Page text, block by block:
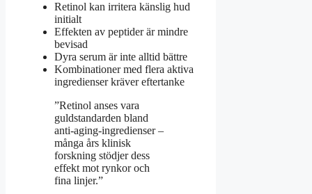
Retinol kan irritera känslig hud
initialt
Effekten av peptider är mindre
bevisad
Dyra serum är inte alltid bättre
Kombinationer med flera aktiva
ingredienser kräver eftertanke
”Retinol anses vara
guldstandarden bland
anti-aging-ingredienser –
många års klinisk
forskning stödjer dess
effekt mot rynkor och
fina linjer.”